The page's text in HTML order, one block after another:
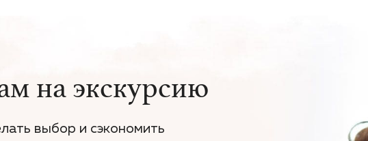
на экскурсию
выбор и сэкономить